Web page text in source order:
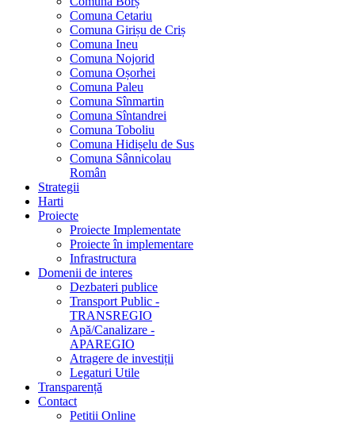
Comuna Cetariu
Comuna Girișu de Criș
Comuna Ineu
Comuna Nojorid
Comuna Oșorhei
Comuna Paleu
Comuna Sînmartin
Comuna Sîntandrei
Comuna Toboliu
Comuna Hidișelu de Sus
Comuna Sânnicolau
Român
Strategii
Harti
Proiecte
Proiecte Implementate
Proiecte în implementare
Infrastructura
Domenii de interes
Dezbateri publice
Transport Public -
TRANSREGIO
Apă/Canalizare -
APAREGIO
Atragere de investiții
Legaturi Utile
Transparență
Contact
Petitii Online